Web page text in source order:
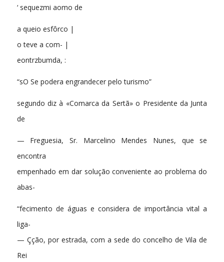
‘ sequezmi aomo de
a queio esfôrco |
o teve a com- |
eontrzbumda, :
“sO Se podera engrandecer pelo turismo”
segundo diz à «Comarca da Sertã» o Presidente da Junta
de
— Freguesia, Sr. Marcelino Mendes Nunes, que se
encontra
empenhado em dar solução conveniente ao problema do
abas-
“fecimento de águas e considera de importância vital a
liga-
— Çção, por estrada, com a sede do concelho de Vila de
Rei